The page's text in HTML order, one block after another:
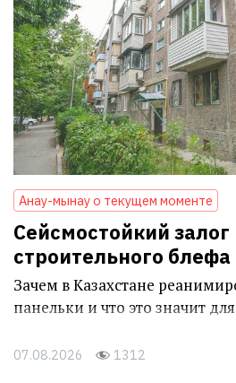
Анау-мынау о текущем моменте
Сейсмостойкий
строительного блефа
Зачем в Казахстане
панельки и что это значит
07.08.2026 1312